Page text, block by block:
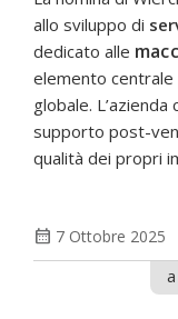
allo sviluppo di
dedicato alle
elemento
globale.
supporto post-
qualità dei propri
calendar_month 7 Ottobre 2025